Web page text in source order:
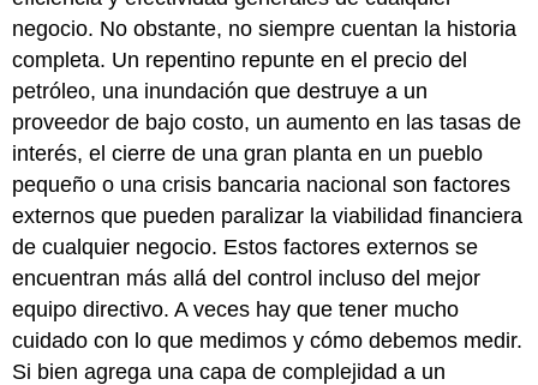
negocio. No obstante, no siempre cuentan la historia
completa. Un repentino repunte en el precio del
petróleo, una inundación que destruye a un
proveedor de bajo costo, un aumento en las tasas de
interés, el cierre de una gran planta en un pueblo
pequeño o una crisis bancaria nacional son factores
externos que pueden paralizar la viabilidad financiera
de cualquier negocio. Estos factores externos se
encuentran más allá del control incluso del mejor
equipo directivo. A veces hay que tener mucho
cuidado con lo que medimos y cómo debemos medir.
Si bien agrega una capa de complejidad a un